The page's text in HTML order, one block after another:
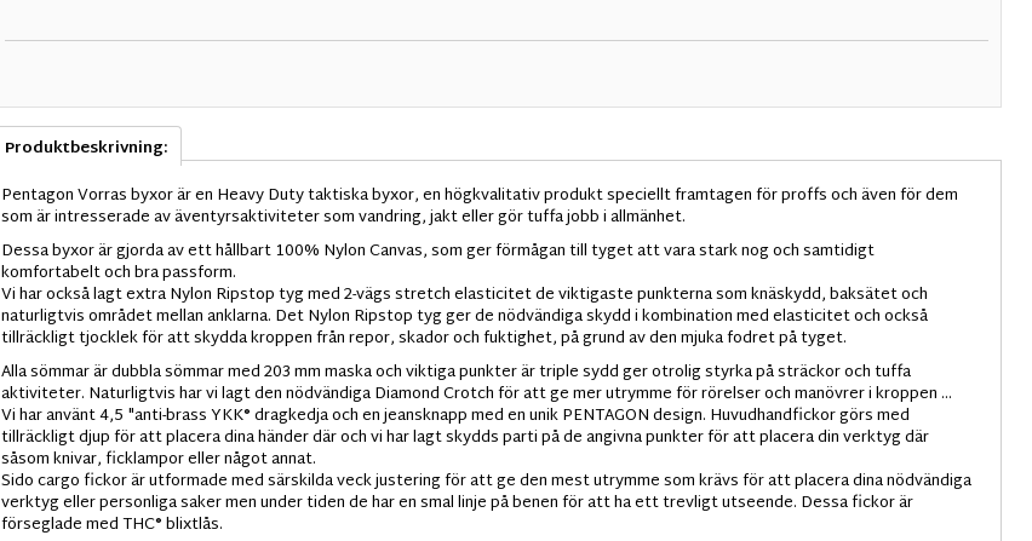
Produktbeskrivning:
Pentagon Vorras byxor är en Heavy Duty taktiska byxor, en högkvalitativ produkt speciellt framtagen för proffs och även för dem
som är intresserade av äventyrsaktiviteter som vandring, jakt eller gör tuffa jobb i allmänhet.
Dessa byxor är gjorda av ett hållbart 100% Nylon Canvas, som ger förmågan till tyget att vara stark nog och samtidigt
komfortabelt och bra passform.
Vi har också lagt extra Nylon Ripstop tyg med 2-vägs stretch elasticitet de viktigaste punkterna som knäskydd, baksätet och
naturligtvis området mellan anklarna. Det Nylon Ripstop tyg ger de nödvändiga skydd i kombination med elasticitet och också
tillräckligt tjocklek för att skydda kroppen från repor, skador och fuktighet, på grund av den mjuka fodret på tyget.
Alla sömmar är dubbla sömmar med 203 mm maska ​​och viktiga punkter är triple sydd ger otrolig styrka på sträckor och tuffa
aktiviteter. Naturligtvis har vi lagt den nödvändiga Diamond Crotch för att ge mer utrymme för rörelser och manövrer i kroppen ...
Vi har använt 4,5 "anti-brass YKK® dragkedja och en jeansknapp med en unik PENTAGON design. Huvudhandfickor görs med
tillräckligt djup för att placera dina händer där och vi har lagt skydds parti på de angivna punkter för att placera din verktyg där
såsom knivar, ficklampor eller något annat.
Sido cargo fickor är utformade med särskilda veck justering för att ge den mest utrymme som krävs för att placera dina nödvändiga
verktyg eller personliga saker men under tiden de har en smal linje på benen för att ha ett trevligt utseende. Dessa fickor är
förseglade med THC® blixtlås.